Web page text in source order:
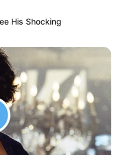
para remover los
His Shocking